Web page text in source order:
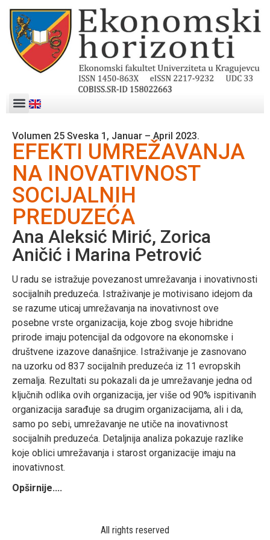
Volumen 25 Sveska 1, Januar – April 2023.
EFEKTI UMREŽAVANJA
NA INOVATIVNOST
SOCIJALNIH
PREDUZEĆA
Ana Aleksić Mirić, Zorica
Aničić i Marina Petrović
U radu se istražuje povezanost umrežavanja i inovativnosti
socijalnih preduzeća. Istraživanje je motivisano idejom da
se razume uticaj umrežavanja na inovativnost ove
posebne vrste organizacija, koje zbog svoje hibridne
prirode imaju potencijal da odgovore na ekonomske i
društvene izazove današnjice. Istraživanje je zasnovano
na uzorku od 837 socijalnih preduzeća iz 11 evropskih
zemalja. Rezultati su pokazali da je umrežavanje jedna od
ključnih odlika ovih organizacija, jer više od 90% ispitivanih
organizacija sarađuje sa drugim organizacijama, ali i da,
samo po sebi, umrežavanje ne utiče na inovativnost
socijalnih preduzeća. Detaljnija analiza pokazuje razlike
koje oblici umrežavanja i starost organizacije imaju na
inovativnost.
Opširnije....
All rights reserved